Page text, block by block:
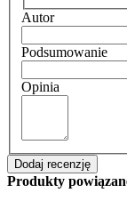
Autor
Podsumowanie
Opinia
Dodaj recenzję
Produkty